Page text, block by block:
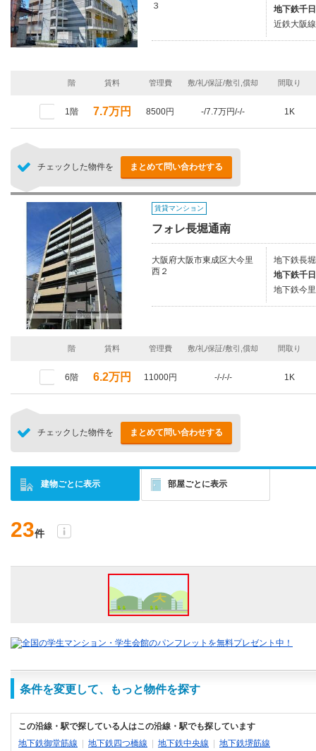
３
地下鉄千
近鉄大阪
階 賃料 管理費 敷/礼/保証/敷引,償却 間取り
1階 7.7万円 8500円 -/7.7万円/-/- 1K
チェックした物件を まとめて問い合わせする
賃貸マンション
フォレ長堀通南
大阪府大阪市東成区大今里
西２
地下鉄長
地下鉄千
地下鉄今
階 賃料 管理費 敷/礼/保証/敷引,償却 間取り
6階 6.2万円 11000円 -/-/-/- 1K
チェックした物件を まとめて問い合わせする
建物ごとに表示 部屋ごとに表示
23件
条件を変更して、もっと物件を探す
この沿線・駅で探している人はこの沿線・駅でも探しています
地下鉄御堂筋線
地下鉄四つ橋線 地下鉄中央線 地下鉄堺筋線